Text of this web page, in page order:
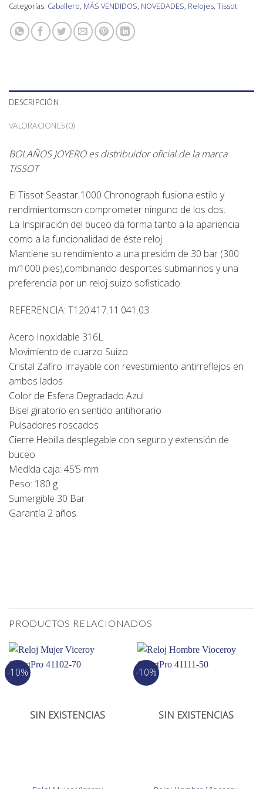
Categorías: Caballero, MÁS VENDIDOS, NOVEDADES, Relojes, Tissot
DESCRIPCIÓN
VALORACIONES (0)
BOLAÑOS JOYERO es distribuidor oficial de la marca
TISSOT
El Tissot Seastar 1000 Chronograph fusiona estilo y
rendimientomson comprometer ninguno de los dos.
La Inspiración del buceo da forma tanto a la apariencia
como a la funcionalidad de éste reloj.
Mantiene su rendimiento a una presióm de 30 bar (300
m/1000 pies),combinando desportes submarinos y una
preferencia por un reloj suizo sofisticado.
REFERENCIA: T120.417.11.041.03
Acero Inoxidable 316L
Movimiento de cuarzo Suizo
Cristal Zafiro Irrayable con revestimiento antirreflejos en
ambos lados
Color de Esfera Degradado Azul
Bisel giratorio en sentido antihorario
Pulsadores roscados
Cierre:Hebilla desplegable con seguro y extensión de
buceo
Medída caja: 45’5 mm
Peso: 180 g
Sumergible 30 Bar
Garantía 2 años
PRODUCTOS RELACIONADOS
-10%
SIN EXISTENCIAS
-10%
SIN EXISTENCIAS